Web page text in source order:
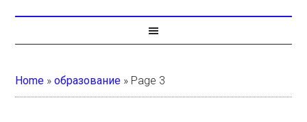
Home »образование » Page 3